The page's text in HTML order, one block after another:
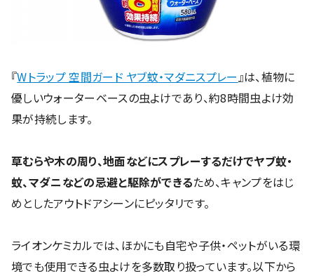
『Wトラップ 空間ガード ヤブ蚊・マダニスプレー』は、植物に
優しいウォーターベースの虫よけであり、約8時間虫よけ効
果が持続します。
草むらや木の周り、地面などにスプレーするだけでヤブ蚊・
蚊、マダニなどの忌避と駆除ができるため、キャンプをはじ
めとしたアウトドアシーンにピッタリです。
ライオンケミカルでは、ほかにも自宅や子供・ペットがいる環
境でも使用できる虫よけを多数取り扱っています。以下から